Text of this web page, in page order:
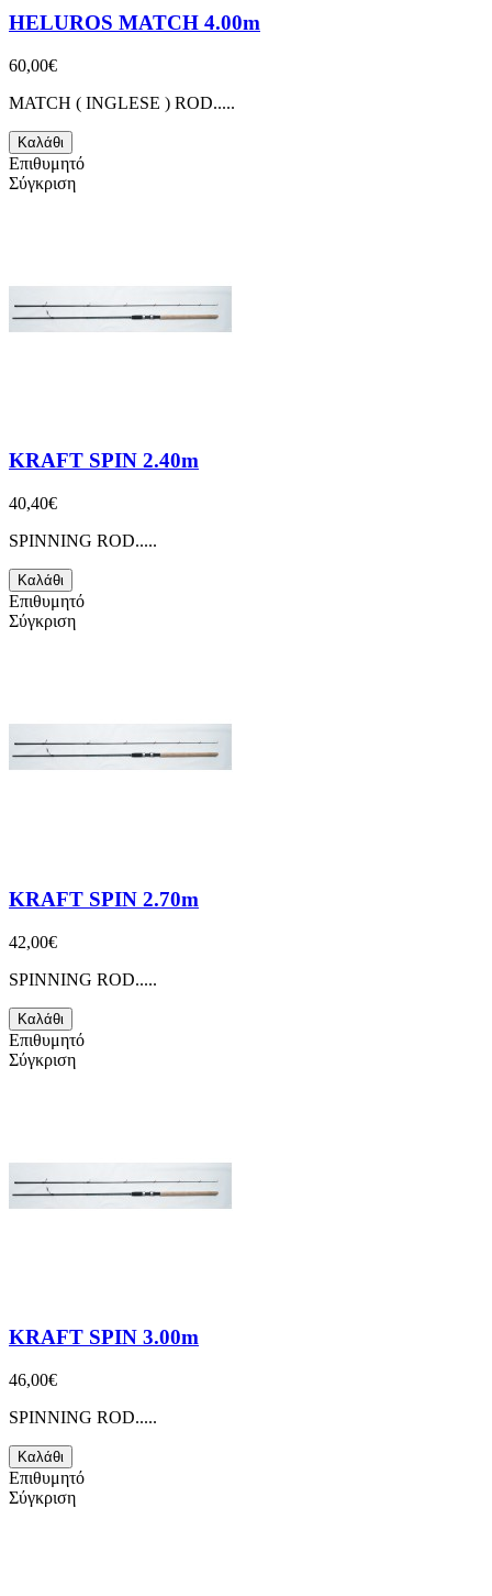
HELUROS MATCH 4.00m
60,00€
MATCH ( INGLESE ) ROD.....
Καλάθι
Επιθυμητό
Σύγκριση
KRAFT SPIN 2.40m
40,40€
SPINNING ROD.....
Καλάθι
Επιθυμητό
Σύγκριση
KRAFT SPIN 2.70m
42,00€
SPINNING ROD.....
Καλάθι
Επιθυμητό
Σύγκριση
KRAFT SPIN 3.00m
46,00€
SPINNING ROD.....
Καλάθι
Επιθυμητό
Σύγκριση